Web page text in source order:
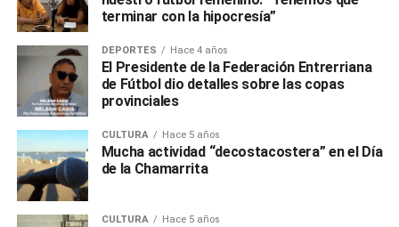
terminar con la hipocresía”
DEPORTES Hace 4 años
El Presidente de la Federación Entrerriana
de Fútbol dio detalles sobre las copas
provinciales
CULTURA Hace 5 años
Mucha actividad “decostacostera” en el Día
de la Chamarrita
CULTURA Hace 5 años